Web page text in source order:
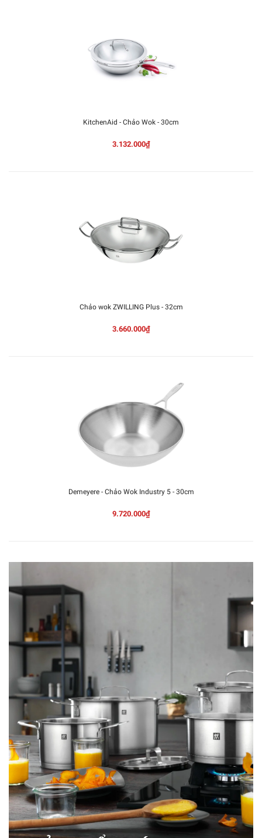
KitchenAid - Chảo Wok - 30cm
3.132.000₫
Chảo wok ZWILLING Plus - 32cm
3.660.000₫
Demeyere - Chảo Wok Industry 5 - 30cm
9.720.000₫